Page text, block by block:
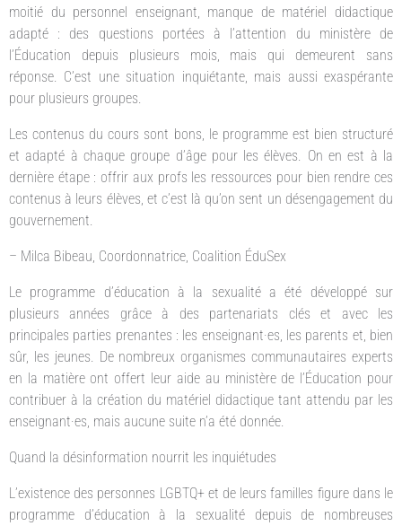
moitié du personnel enseignant, manque de matériel didactique
adapté : des questions portées à l’attention du ministère de
l’Éducation depuis plusieurs mois, mais qui demeurent sans
réponse. C’est une situation inquiétante, mais aussi exaspérante
pour plusieurs groupes.
Les contenus du cours sont bons, le programme est bien structuré
et adapté à chaque groupe d’âge pour les élèves. On en est à la
dernière étape : offrir aux profs les ressources pour bien rendre ces
contenus à leurs élèves, et c’est là qu’on sent un désengagement du
gouvernement.
– Milca Bibeau, Coordonnatrice, Coalition ÉduSex
Le programme d’éducation à la sexualité a été développé sur
plusieurs années grâce à des partenariats clés et avec les
principales parties prenantes : les enseignant·es, les parents et, bien
sûr, les jeunes. De nombreux organismes communautaires experts
en la matière ont offert leur aide au ministère de l’Éducation pour
contribuer à la création du matériel didactique tant attendu par les
enseignant·es, mais aucune suite n’a été donnée.
Quand la désinformation nourrit les inquiétudes
L’existence des personnes LGBTQ+ et de leurs familles figure dans le
programme d’éducation à la sexualité depuis de nombreuses